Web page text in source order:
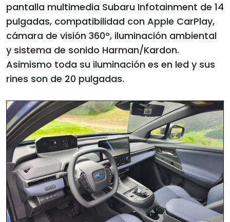
pantalla multimedia Subaru Infotainment de 14
pulgadas, compatibilidad con Apple CarPlay,
cámara de visión 360°, iluminación ambiental
y sistema de sonido Harman/Kardon.
Asimismo toda su iluminación es en led y sus
rines son de 20 pulgadas.